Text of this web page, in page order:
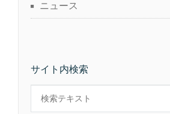
ニュース
サイト内検索